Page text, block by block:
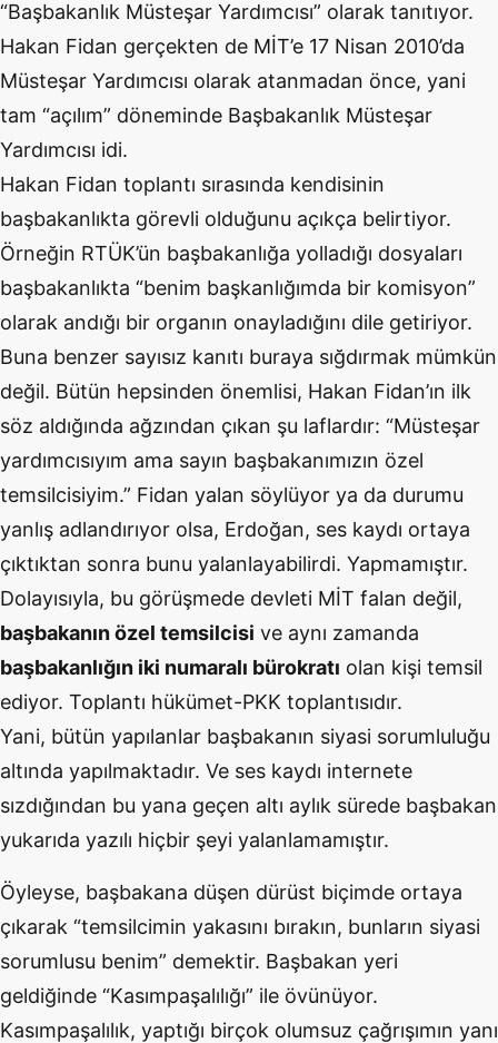
“Başbakanlık Müsteşar Yardımcısı” olarak tanıtıyor.
Hakan Fidan gerçekten de MİT’e 17 Nisan 2010’da
Müsteşar Yardımcısı olarak atanmadan önce, yani
tam “açılım” döneminde Başbakanlık Müsteşar
Yardımcısı idi.
Hakan Fidan toplantı sırasında kendisinin
başbakanlıkta görevli olduğunu açıkça belirtiyor.
Örneğin RTÜK’ün başbakanlığa yolladığı dosyaları
başbakanlıkta “benim başkanlığımda bir komisyon”
olarak andığı bir organın onayladığını dile getiriyor.
Buna benzer sayısız kanıtı buraya sığdırmak mümkün
değil. Bütün hepsinden önemlisi, Hakan Fidan’ın ilk
söz aldığında ağzından çıkan şu laflardır: “Müsteşar
yardımcısıyım ama sayın başbakanımızın özel
temsilcisiyim.” Fidan yalan söylüyor ya da durumu
yanlış adlandırıyor olsa, Erdoğan, ses kaydı ortaya
çıktıktan sonra bunu yalanlayabilirdi. Yapmamıştır.
Dolayısıyla, bu görüşmede devleti MİT falan değil,
başbakanın özel temsilcisi ve aynı zamanda
başbakanlığın iki numaralı bürokratı olan kişi temsil
ediyor. Toplantı hükümet-PKK toplantısıdır.
Yani, bütün yapılanlar başbakanın siyasi sorumluluğu
altında yapılmaktadır. Ve ses kaydı internete
sızdığından bu yana geçen altı aylık sürede başbakan
yukarıda yazılı hiçbir şeyi yalanlamamıştır.
Öyleyse, başbakana düşen dürüst biçimde ortaya
çıkarak “temsilcimin yakasını bırakın, bunların siyasi
sorumlusu benim” demektir. Başbakan yeri
geldiğinde “Kasımpaşalılığı” ile övünüyor.
Kasımpaşalılık, yaptığı birçok olumsuz çağrışımın yanı